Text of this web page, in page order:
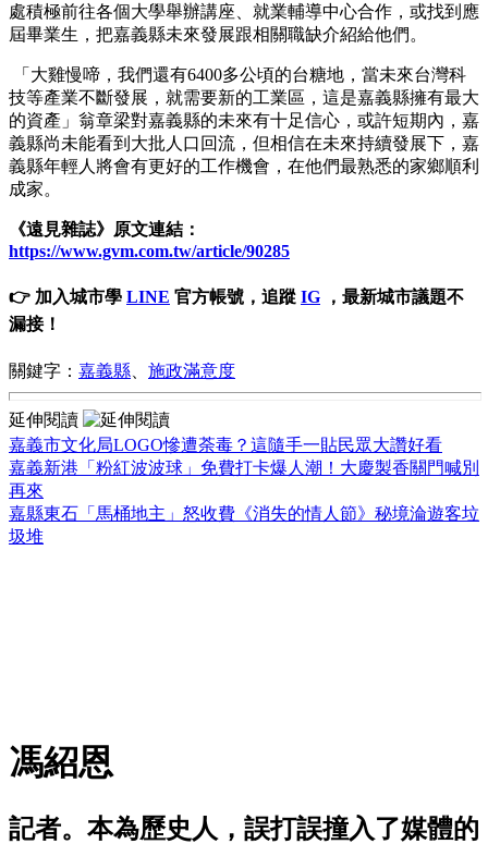
處積極前往各個大學舉辦講座、就業輔導中心合作，或找到應
屆畢業生，把嘉義縣未來發展跟相關職缺介紹給他們。
「大雞慢啼，我們還有6400多公頃的台糖地，當未來台灣科
技等產業不斷發展，就需要新的工業區，這是嘉義縣擁有最大
的資產」翁章梁對嘉義縣的未來有十足信心，或許短期內，嘉
義縣尚未能看到大批人口回流，但相信在未來持續發展下，嘉
義縣年輕人將會有更好的工作機會，在他們最熟悉的家鄉順利
成家。
《遠見雜誌》原文連結：
https://www.gvm.com.tw/article/90285
👉 加入城市學 LINE 官方帳號，追蹤 IG ，最新城市議題不
漏接！
關鍵字： 嘉義縣 施政滿意度
延伸閱讀
嘉義市文化局LOGO慘遭荼毒？這隨手一貼民眾大讚好看
嘉義新港「粉紅波波球」免費打卡爆人潮！大慶製香關門喊別
再來
嘉縣東石「馬桶地主」怒收費《消失的情人節》秘境淪遊客垃
圾堆
馮紹恩
記者。本為歷史人，誤打誤撞入了媒體的